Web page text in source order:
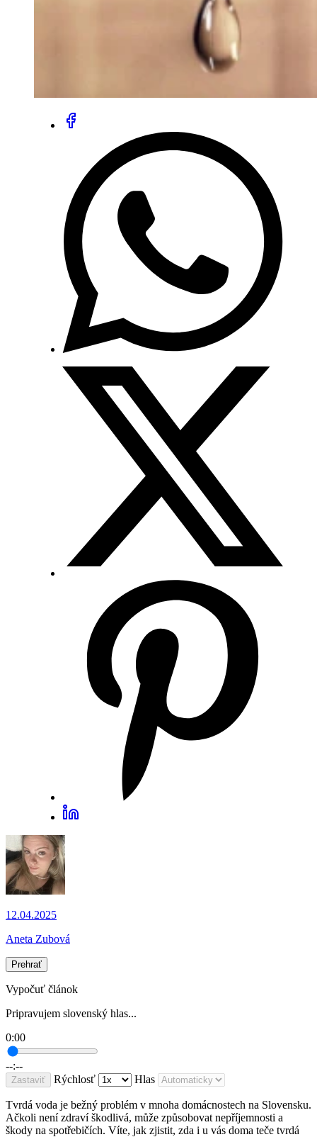
12.04.2025
Aneta Zubová
Prehrať
Vypočuť článok
Pripravujem slovenský hlas...
0:00
--:--
Zastaviť Rýchlosť Hlas
Tvrdá voda je bežný problém v mnoha domácnostech na Slovensku.
Ačkoli není zdraví škodlivá, může způsobovat nepříjemnosti a
škody na spotřebičích. Víte, jak zjistit, zda i u vás doma teče tvrdá